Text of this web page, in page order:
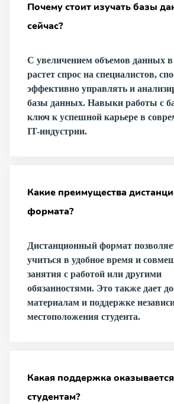
Почему стоит изучать базы
сейчас?
С увеличением объемов данных
растет спрос на специалистов,
эффективно управлять и
базы данных. Навыки работы с
ключ к успешной карьере в
IT-индустрии.
Какие преимущества
формата?
Дистанционный формат
учиться в удобное время и
занятия с работой или другими
обязанностями. Это также дает
материалам и поддержке
местоположения студента.
Какая поддержка оказывается
студентам?